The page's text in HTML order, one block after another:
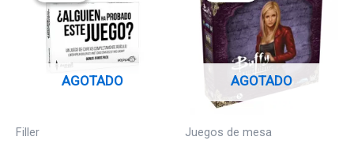
AGOTADO
Filler
era:
14,95€.
es:
13,45€.
AGOTADO
Juegos de mesa
era:
49,95€.
es:
44,95€.